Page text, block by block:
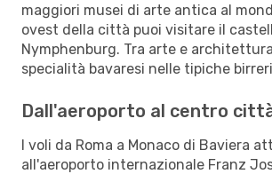
maggiori musei di arte antica al
ovest della città puoi visitare il
Nymphenburg. Tra arte e
specialità bavaresi nelle tipiche
Dall'aeroporto al centro
I voli da Roma a Monaco di Baviera
all'aeroporto internazionale Franz